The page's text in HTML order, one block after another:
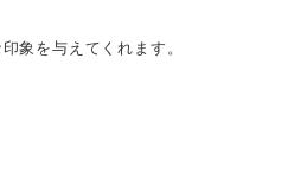
象を与えてくれます。